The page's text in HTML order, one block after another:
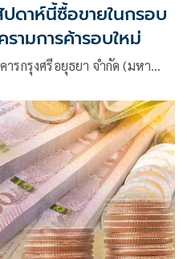
ดาห์นี้ซื้อขายในกรอบ
ามการค้ารอบใหม่
รกรุงศรีอยุธยา จำกัด (มหา…